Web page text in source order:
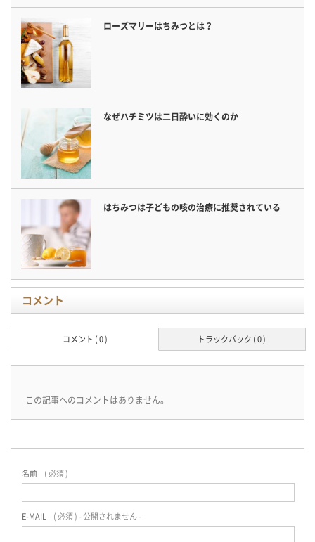
ローズマリーはちみつとは？
なぜハチミツは二日酔いに効くのか
はちみつは子どもの咳の治療に推奨されている
コメント
トラックバック ( 0 )
コメント ( 0 )
この記事へのコメントはありません。
名前 ( 必須 )
E-MAIL ( 必須 ) - 公開されません -